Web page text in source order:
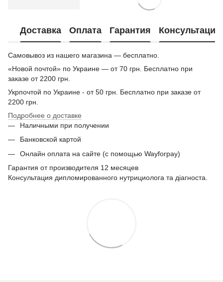
Доставка Оплата Гарантия Консультация
Самовывоз из нашего магазина — бесплатно.
«Новой почтой» по Украине — от 70 грн. Бесплатно при
заказе от 2200 грн.
Укрпочтой по Украине - от 50 грн. Бесплатно при заказе от
2200 грн.
Подробнее о доставке
Наличными при получении
Банковской картой
Онлайн оплата на сайте (с помощью Wayforpay)
Гарантия от производителя 12 месяцев
Консультация дипломированного нутрициолога та діагноста.